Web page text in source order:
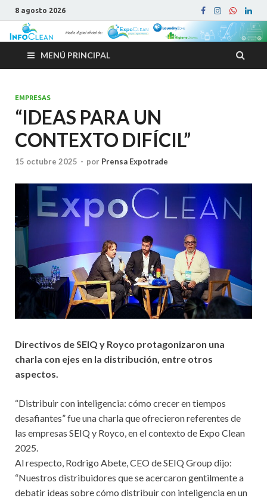
8 agosto 2026
MENÚ PRINCIPAL
EMPRESAS
“IDEAS PARA UN
CONTEXTO DIFÍCIL”
15 octubre 2025 - por Prensa Expotrade
Directivos de SEIQ y Royco protagonizaron una
charla con ejes en la distribución, entre otros
aspectos.
“Distribuir con inteligencia: cómo crecer en tiempos
desafiantes” fue una charla que ofrecieron referentes de
las empresas SEIQ y Royco, en el contexto de Expo Clean
2025.
Al respecto, Rodrigo Abete, CEO de SEIQ Group dijo:
“Nuestros distribuidores que se acercaron gentilmente a
debatir ideas sobre cómo distribuir con inteligencia en un